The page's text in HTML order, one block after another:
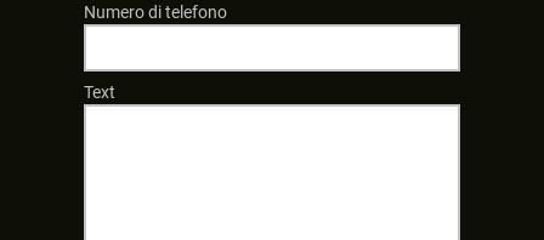
Numero di telefono
Text